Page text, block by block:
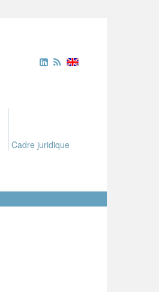
Cadre juridique